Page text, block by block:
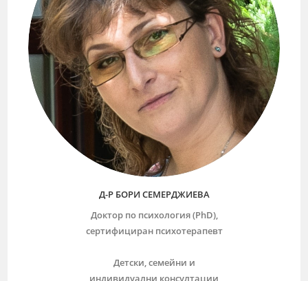
Д-Р БОРИ СЕМЕРДЖИЕВА
Доктор по психология (PhD),
сертифициран психотерапевт
Детски, семейни и
индивидуални консултации